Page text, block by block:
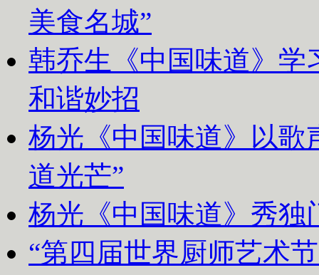
美食名城”
韩乔生《中国味道》学
和谐妙招
杨光《中国味道》以歌
道光芒”
杨光《中国味道》秀独
“第四届世界厨师艺术